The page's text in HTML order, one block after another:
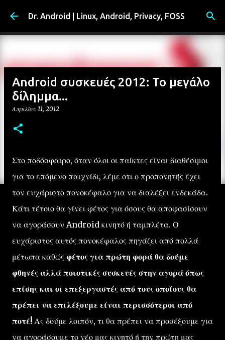
Μετάβαση στο κύριο περιεχόμενο
Dr. Android | Linux, Android, Privacy, FOSS
Android συσκευές 2012: Το μεγάλο
δίλημμα...
Απριλίου 11, 2012
Στο ποδόσφαιρο, όταν όλοι οι παίκτες είναι διαθέσιμοι
για το επόμενο παιχνίδι, λέμε οτι ο προπονητής έχει
τον ευχάριστο πονοκέφαλο για να διαλέξει ενδεκάδα.
Κάτι τέτοιο θα γίνει φέτος για όσους θα αποφασίσουν
να αγοράσουν Android κινητό ή ταμπλέτα. Ο
ευχάριστος αυτός πονοκέφαλος πηγάζει από πολλά
μέτωπα καθώς φέτος για πρώτη φορά θα δούμε
φθηνές αλλά ποιοτικές συσκευές στην αγορά όπως
επίσης και οι επεξεργαστές από τους οποίους θα
πρέπει να επιλέξουμε είναι περισσότεροι από
ποτέ! Ας δούμε λοιπόν, τι θα πρέπει να προσέξουμε για
να αγοράσουμε το νέο μας κινητό ή την πρώτη μας